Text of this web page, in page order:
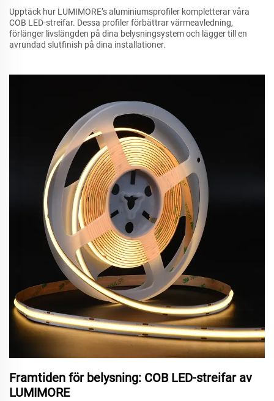
Upptäck hur LUMIMORE’s aluminiumsprofiler kompletterar våra
COB LED-streifar. Dessa profiler förbättrar värmeavledning,
förlänger livslängden på dina belysningsystem och lägger till en
avrundad slutfinish på dina installationer.
Framtiden för belysning: COB LED-streifar av
LUMIMORE